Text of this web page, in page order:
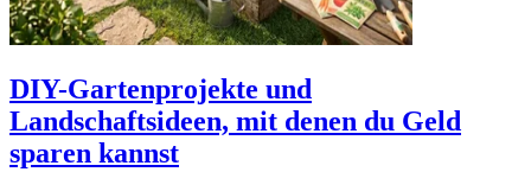
DIY-Gartenprojekte und
Landschaftsideen, mit denen du Geld
sparen kannst